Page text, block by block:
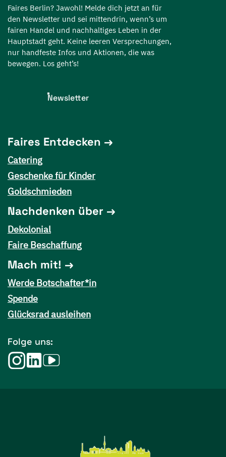
Faires Berlin? Jawohl! Melde dich jetzt an für
den Newsletter und sei mittendrin, wenn’s um
fairen Handel und nachhaltiges Leben in der
Hauptstadt geht. Keine leeren Versprechungen,
nur handfeste Infos und Aktionen, die was
bewegen. Los geht’s!
Newsletter
Faires Entdecken
Catering
Geschenke für Kinder
Goldschmieden
Nachdenken über
Dekolonial
Faire Beschaffung
Mach mit!
Werde Botschafter*in
Spende
Glücksrad ausleihen
Folge uns: